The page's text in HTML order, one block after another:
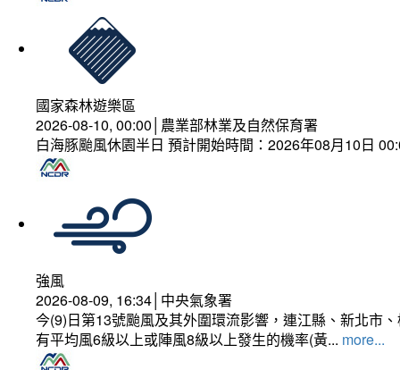
國家森林遊樂區
2026-08-10, 00:00│農業部林業及自然保育署
白海豚颱風休園半日 預計開始時間：2026年08月10日
強風
2026-08-09, 16:34│中央氣象署
今(9)日第13號颱風及其外圍環流影響，連江縣、新北市
有平均風6級以上或陣風8級以上發生的機率(黃... more...